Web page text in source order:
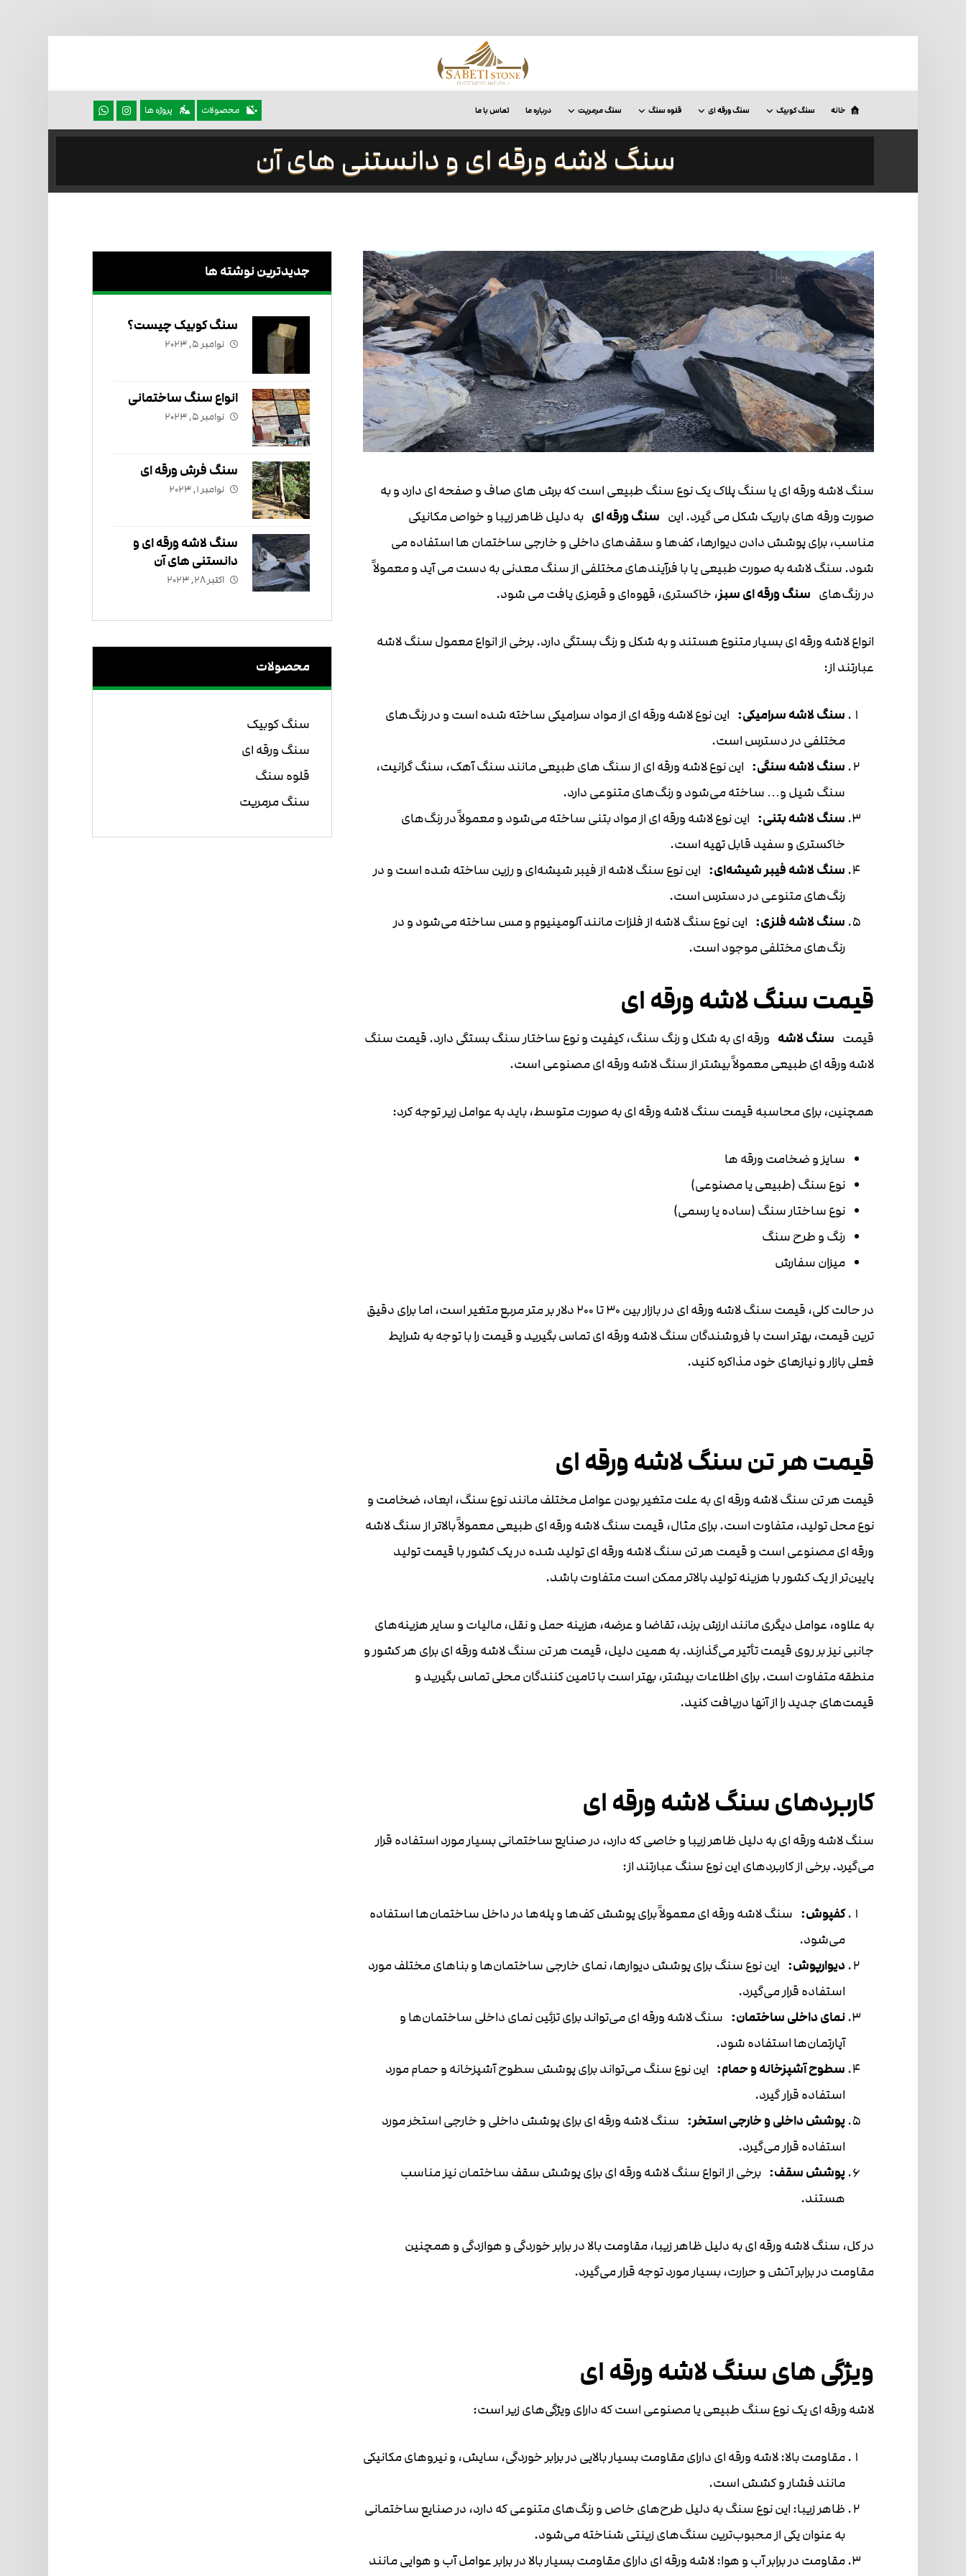
خانه سنگ کوبیک سنگ ورقه ای قلوه سنگ سنگ مرمریت درباره ما تماس با ما پروژه ها محصولات
سنگ لاشه ورقه ای و دانستنی های آن
سنگ لاشه ورقه ای یا سنگ پلاک یک نوع سنگ طبیعی است که برش های صاف و صفحه ای دارد و به
صورت ورقه های باریک شکل می گیرد. این سنگ ورقه ای به دلیل ظاهر زیبا و خواص مکانیکی
مناسب، برای پوشش دادن دیوارها، کف‌ها و سقف‌های داخلی و خارجی ساختمان ها استفاده می
شود. سنگ لاشه به صورت طبیعی یا با فرآیندهای مختلفی از سنگ معدنی به دست می آید و معمولاً
در رنگ‌های سنگ ورقه ای سبز، خاکستری، قهوه‌ای و قرمزی یافت می شود.
انواع لاشه ورقه ای بسیار متنوع هستند و به شکل و رنگ بستگی دارد. برخی از انواع معمول سنگ لاشه
عبارتند از:
سنگ لاشه سرامیکی: این نوع لاشه ورقه ای از مواد سرامیکی ساخته شده است و در رنگ‌های
مختلفی در دسترس است.
سنگ لاشه سنگی: این نوع لاشه ورقه ای از سنگ های طبیعی مانند سنگ آهک، سنگ گرانیت،
سنگ شیل و… ساخته می‌شود و رنگ‌های متنوعی دارد.
سنگ لاشه بتنی: این نوع لاشه ورقه ای از مواد بتنی ساخته می‌شود و معمولاً در رنگ‌های
خاکستری و سفید قابل تهیه است.
سنگ لاشه فیبر شیشه‌ای: این نوع سنگ لاشه از فیبر شیشه‌ای و رزین ساخته شده است و در
رنگ‌های متنوعی در دسترس است.
سنگ لاشه فلزی: این نوع سنگ لاشه از فلزات مانند آلومینیوم و مس ساخته می‌شود و در
رنگ‌های مختلفی موجود است.
قیمت سنگ لاشه ورقه ای
قیمت سنگ لاشه ورقه ای به شکل و رنگ سنگ، کیفیت و نوع ساختار سنگ بستگی دارد. قیمت سنگ
لاشه ورقه ای طبیعی معمولاً بیشتر از سنگ لاشه ورقه ای مصنوعی است.
همچنین، برای محاسبه قیمت سنگ لاشه ورقه ای به صورت متوسط، باید به عوامل زیر توجه کرد:
سایز و ضخامت ورقه ها
نوع سنگ (طبیعی یا مصنوعی)
نوع ساختار سنگ (ساده یا رسمی)
رنگ و طرح سنگ
میزان سفارش
در حالت کلی، قیمت سنگ لاشه ورقه ای در بازار بین 30 تا 200 دلار بر متر مربع متغیر است، اما برای دقیق
ترین قیمت، بهتر است با فروشندگان سنگ لاشه ورقه ای تماس بگیرید و قیمت را با توجه به شرایط
فعلی بازار و نیازهای خود مذاکره کنید.
قیمت هر تن سنگ لاشه ورقه ای
قیمت هر تن سنگ لاشه ورقه ای به علت متغیر بودن عوامل مختلف مانند نوع سنگ، ابعاد، ضخامت و
نوع محل تولید، متفاوت است. برای مثال، قیمت سنگ لاشه ورقه ای طبیعی معمولاً بالاتر از سنگ لاشه
ورقه ای مصنوعی است و قیمت هر تن سنگ لاشه ورقه ای تولید شده در یک کشور با قیمت تولید
پایین‌تر از یک کشور با هزینه تولید بالاتر ممکن است متفاوت باشد.
به علاوه، عوامل دیگری مانند ارزش برند، تقاضا و عرضه، هزینه حمل و نقل، مالیات و سایر هزینه‌های
جانبی نیز بر روی قیمت تأثیر می‌گذارند. به همین دلیل، قیمت هر تن سنگ لاشه ورقه ای برای هر کشور و
منطقه متفاوت است. برای اطلاعات بیشتر، بهتر است با تامین کنندگان محلی تماس بگیرید و
قیمت‌های جدید را از آنها دریافت کنید.
کاربردهای سنگ لاشه ورقه ای
سنگ لاشه ورقه ای به دلیل ظاهر زیبا و خاصی که دارد، در صنایع ساختمانی بسیار مورد استفاده قرار
می‌گیرد. برخی از کاربردهای این نوع سنگ عبارتند از:
کفپوش: سنگ لاشه ورقه ای معمولاً برای پوشش کف‌ها و پله‌ها در داخل ساختمان‌ها استفاده
می‌شود.
دیوارپوش: این نوع سنگ برای پوشش دیوارها، نمای خارجی ساختمان‌ها و بناهای مختلف مورد
استفاده قرار می‌گیرد.
نمای داخلی ساختمان: سنگ لاشه ورقه ای می‌تواند برای تزئین نمای داخلی ساختمان‌ها و
آپارتمان‌ها استفاده شود.
سطوح آشپزخانه و حمام: این نوع سنگ می‌تواند برای پوشش سطوح آشپزخانه و حمام مورد
استفاده قرار گیرد.
پوشش داخلی و خارجی استخر: سنگ لاشه ورقه ای برای پوشش داخلی و خارجی استخر مورد
استفاده قرار می‌گیرد.
پوشش سقف: برخی از انواع سنگ لاشه ورقه ای برای پوشش سقف ساختمان نیز مناسب
هستند.
در کل، سنگ لاشه ورقه ای به دلیل ظاهر زیبا، مقاومت بالا در برابر خوردگی و هوازدگی و همچنین
مقاومت در برابر آتش و حرارت، بسیار مورد توجه قرار می‌گیرد.
ویژگی های سنگ لاشه ورقه ای
لاشه ورقه ای یک نوع سنگ طبیعی یا مصنوعی است که دارای ویژگی‌های زیر است:
مقاومت بالا: لاشه ورقه ای دارای مقاومت بسیار بالایی در برابر خوردگی، سایش، و نیروهای مکانیکی
مانند فشار و کشش است.
ظاهر زیبا: این نوع سنگ به دلیل طرح‌های خاص و رنگ‌های متنوعی که دارد، در صنایع ساختمانی
به عنوان یکی از محبوب‌ترین سنگ‌های زینتی شناخته می‌شود.
مقاومت در برابر آب و هوا: لاشه ورقه ای دارای مقاومت بسیار بالا در برابر عوامل آب و هوایی مانند
جدیدترین نوشته ها
سنگ کوبیک چیست؟
نوامبر ۵, ۲۰۲۳
انواع سنگ ساختمانی
نوامبر ۵, ۲۰۲۳
سنگ فرش ورقه ای
نوامبر ۱, ۲۰۲۳
سنگ لاشه ورقه ای و
دانستنی های آن
اکتبر ۲۸, ۲۰۲۳
محصولات
سنگ کوبیک
سنگ ورقه ای
قلوه سنگ
سنگ مرمریت